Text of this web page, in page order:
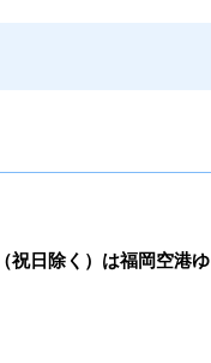
祝日除く）は福岡空港ゆ